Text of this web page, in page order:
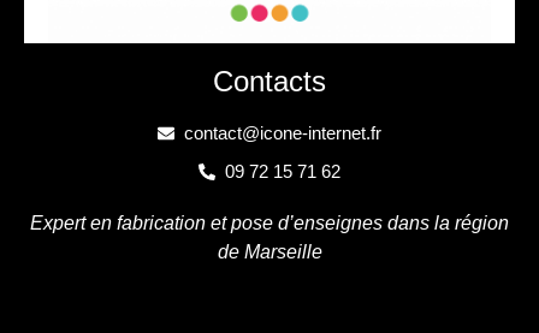
Contacts
contact@icone-internet.fr
09 72 15 71 62
Expert en fabrication et pose d’enseignes dans la région
de Marseille